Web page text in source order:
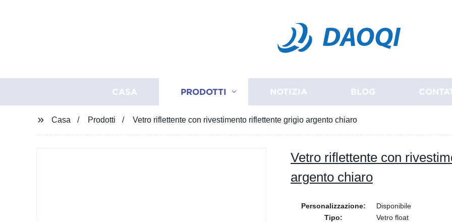
DAOQI
CASA PRODOTTI NOTIZIA BLOG
Casa Prodotti Vetro riflettente con rivestimento riflettente grigio argento chiaro
Vetro riflettente con
argento chiaro
Personalizzazione:
Disponibile
Tipo:
Vetro float